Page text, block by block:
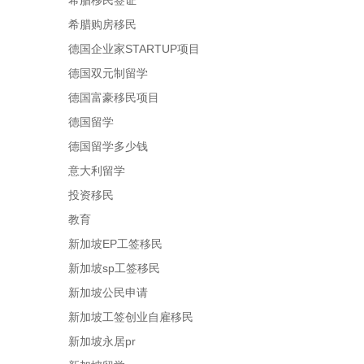
希腊购房移民
德国企业家STARTUP项目
德国双元制留学
德国富豪移民项目
德国留学
德国留学多少钱
意大利留学
投资移民
教育
新加坡EP工签移民
新加坡sp工签移民
新加坡公民申请
新加坡工签创业自雇移民
新加坡永居pr